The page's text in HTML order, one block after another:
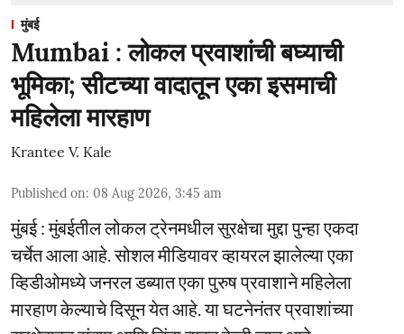
मुंबई
Mumbai : लोकल प्रवाशांची बघ्याची
भूमिका; सीटच्या वादातून एका इसमाची
महिलेला मारहाण
Krantee V. Kale
Published on: 08 Aug 2026, 3:45 am
मुंबई : मुंबईतील लोकल ट्रेनमधील सुरक्षेचा मुद्दा पुन्हा एकदा
चर्चेत आला आहे. सोशल मीडियावर व्हायरल झालेल्या एका
व्हिडीओमध्ये जनरल डब्यात एका पुरुष प्रवाशाने महिलेला
मारहाण केल्याचे दिसून येत आहे. या घटनेनंतर प्रवाशांच्या